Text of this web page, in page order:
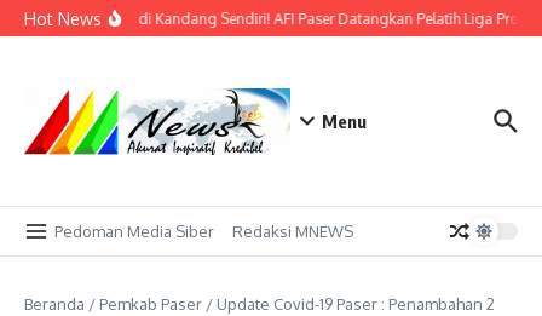
Lewati ke konten
Hot News
Bidik Emas di Kandang Sendiri! AFI Paser Datangkan Pelatih Liga
Menu
Pedoman Media Siber Redaksi MNEWS
Beranda / Pemkab Paser / Update Covid-19 Paser : Penambahan 2